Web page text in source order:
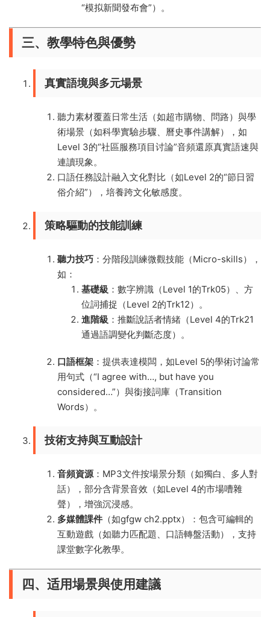
“模拟新聞發布會”）。
三、教學特色與優勢
真實語境與多元場景
聽力素材覆蓋日常生活（如超市購物、問路）與學
術場景（如科學實驗步驟、曆史事件講解），如
Level 3的“社區服務項目讨論”音頻還原真實語速與
連讀現象。
口語任務設計融入文化對比（如Level 2的“節日習
俗介紹”），培養跨文化敏感度。
策略驅動的技能訓練
聽力技巧 ：分階段訓練微觀技能（Micro-skills），
如：
基礎級 ：數字辨識（Level 1的Trk05）、方
位詞捕捉（Level 2的Trk12）。
進階級 ：推斷說話者情緒（Level 4的Trk21
通過語調變化判斷态度）。
口語框架 ：提供表達模闆，如Level 5的學術讨論常
用句式（“I agree with…, but have you
considered…”）與銜接詞庫（Transition
Words）。
技術支持與互動設計
音頻資源 ：MP3文件按場景分類（如獨白、多人對
話），部分含背景音效（如Level 4的市場嘈雜
聲），增強沉浸感。
多媒體課件 （如gfgw ch2.pptx）：包含可編輯的
互動遊戲（如聽力匹配題、口語轉盤活動），支持
課堂數字化教學。
四、适用場景與使用建議